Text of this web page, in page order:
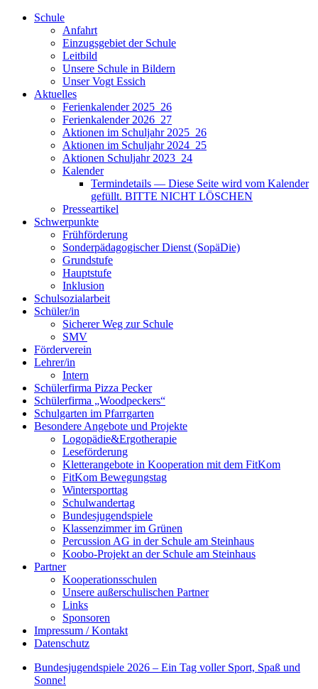
Schule
Anfahrt
Einzugsgebiet der Schule
Leitbild
Unsere Schule in Bildern
Unser Vogt Essich
Aktuelles
Ferienkalender 2025_26
Ferienkalender 2026_27
Aktionen im Schuljahr 2025_26
Aktionen im Schuljahr 2024_25
Aktionen Schuljahr 2023_24
Kalender
Termindetails — Diese Seite wird vom Kalender
gefüllt. BITTE NICHT LÖSCHEN
Presseartikel
Schwerpunkte
Frühförderung
Sonderpädagogischer Dienst (SopäDie)
Grundstufe
Hauptstufe
Inklusion
Schulsozialarbeit
Schüler/in
Sicherer Weg zur Schule
SMV
Förderverein
Lehrer/in
Intern
Schülerfirma Pizza Pecker
Schülerfirma „Woodpeckers“
Schulgarten im Pfarrgarten
Besondere Angebote und Projekte
Logopädie&Ergotherapie
Leseförderung
Kletterangebote in Kooperation mit dem FitKom
FitKom Bewegungstag
Wintersporttag
Schulwandertag
Bundesjugendspiele
Klassenzimmer im Grünen
Percussion AG in der Schule am Steinhaus
Koobo-Projekt an der Schule am Steinhaus
Partner
Kooperationsschulen
Unsere außerschulischen Partner
Links
Sponsoren
Impressum / Kontakt
Datenschutz
Bundesjugendspiele 2026 – Ein Tag voller Sport, Spaß und
Sonne!